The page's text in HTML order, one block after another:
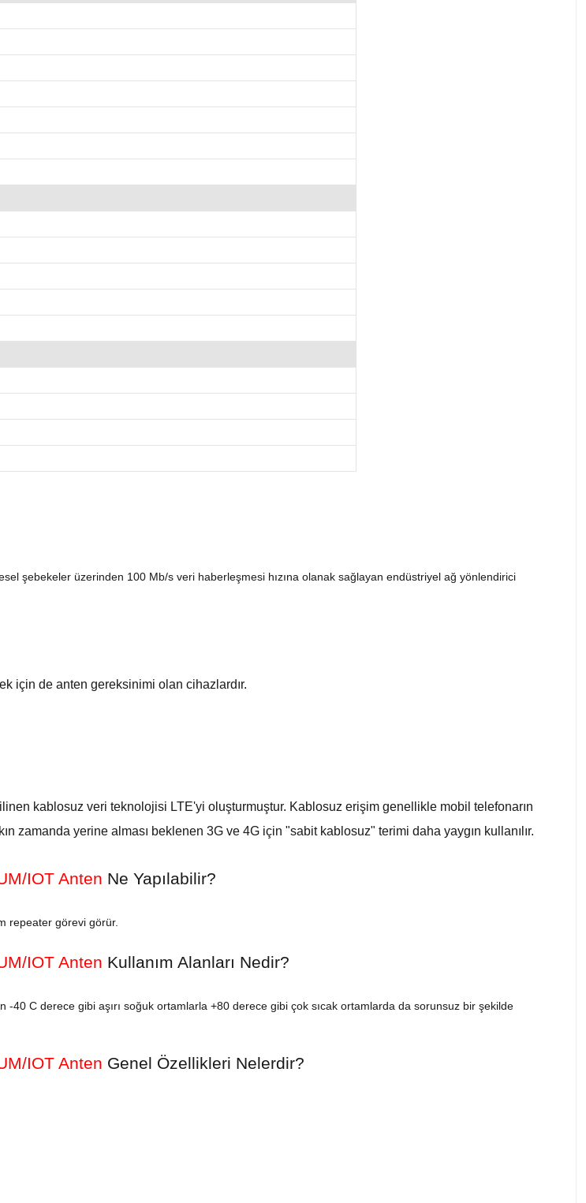
şebekeler üzerinden 100 Mb/s veri haberleşmesi hızına olanak sağlayan endüstriyel ağ yönlendirici
için de anten gereksinimi olan cihazlardır.
kablosuz veri teknolojisi LTE'yi oluşturmuştur. Kablosuz erişim genellikle mobil telefonarın
yerine alması beklenen 3G ve 4G için "sabit kablosuz" terimi daha yaygın kullanılır.
IOT Anten Ne Yapılabilir?
repeater görevi görür.
IOT Anten Kullanım Alanları Nedir?
40 C derece gibi aşırı soğuk ortamlarla +80 derece gibi çok sıcak ortamlarda da sorunsuz bir şekilde
IOT Anten Genel Özellikleri Nelerdir?